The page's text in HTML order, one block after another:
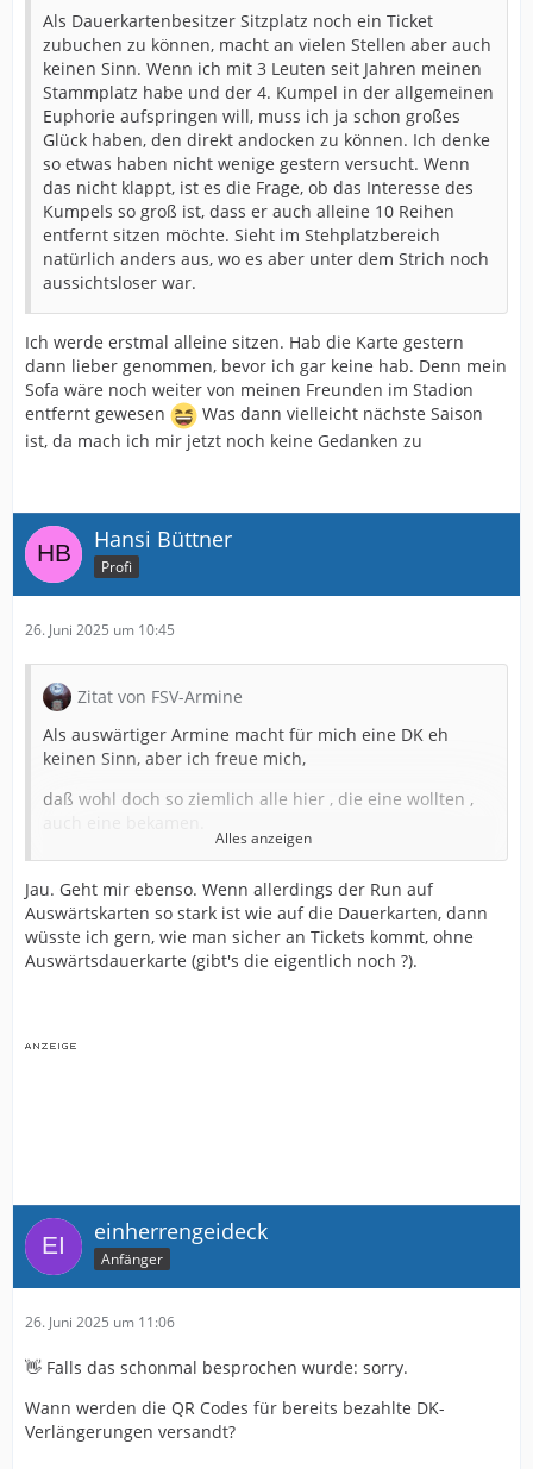
Als Dauerkartenbesitzer Sitzplatz noch ein Ticket
zubuchen zu können, macht an vielen Stellen aber auch
keinen Sinn. Wenn ich mit 3 Leuten seit Jahren meinen
Stammplatz habe und der 4. Kumpel in der allgemeinen
Euphorie aufspringen will, muss ich ja schon großes
Glück haben, den direkt andocken zu können. Ich denke
so etwas haben nicht wenige gestern versucht. Wenn
das nicht klappt, ist es die Frage, ob das Interesse des
Kumpels so groß ist, dass er auch alleine 10 Reihen
entfernt sitzen möchte. Sieht im Stehplatzbereich
natürlich anders aus, wo es aber unter dem Strich noch
aussichtsloser war.
Ich werde erstmal alleine sitzen. Hab die Karte gestern
dann lieber genommen, bevor ich gar keine hab. Denn mein
Sofa wäre noch weiter von meinen Freunden im Stadion
entfernt gewesen
Was dann vielleicht nächste Saison
ist, da mach ich mir jetzt noch keine Gedanken zu
Hansi Büttner
Profi
26. Juni 2025 um 10:45
Zitat von FSV-Armine
Als auswärtiger Armine macht für mich eine DK eh
keinen Sinn, aber ich freue mich,
daß wohl doch so ziemlich alle hier , die eine wollten ,
Da freue ich mich doch schon auf die TV-Übertragungen
mit der ausverkauften Alm,
und hoffe, daß ihr richtig gute Stimmung macht (davon
bin ich überzeugt !).
ja nicht allzu weit weg, evtl. noch FCN und Fürth).
Alles anzeigen
Jau. Geht mir ebenso. Wenn allerdings der Run auf
Auswärtskarten so stark ist wie auf die Dauerkarten, dann
wüsste ich gern, wie man sicher an Tickets kommt, ohne
Auswärtsdauerkarte (gibt's die eigentlich noch ?).
einherrengeideck
Anfänger
26. Juni 2025 um 11:06
👋 Falls das schonmal besprochen wurde: sorry.
Wann werden die QR Codes für bereits bezahlte DK-
Verlängerungen versandt?